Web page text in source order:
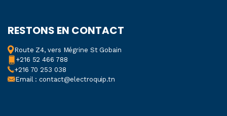
RESTONS EN CONTACT
Route Z4, vers Mégrine St Gobain
+216 52 466 788
+216 70 253 038
Email : contact@electroquip.tn